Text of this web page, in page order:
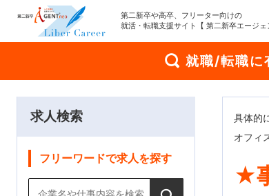
第二新卒や高卒、フリーター向けの
就活・転職支援サイト【 第二新卒エージェ
就職/転職に
求人検索
フリーワードで求人を探す
具体的
オフィ
★